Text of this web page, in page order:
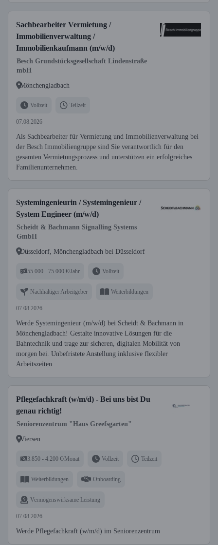
Sachbearbeiter Vermietung /
Immobilienverwaltung /
Immobilienkaufmann (m/w/d)
Besch Grundstücksgesellschaft Lindenstraße
mbH
Mönchengladbach
Vollzeit Teilzeit
07.08.2026
Als Sachbearbeiter für Vermietung und Immobilienverwaltung bei
der Besch Immobiliengruppe sind Sie verantwortlich für den
gesamten Vermietungsprozess und unterstützen ein erfolgreiches
Familienunternehmen.
Systemingenieurin / Systemingenieur /
System Engineer (m/w/d)
Scheidt & Bachmann Signalling Systems
GmbH
Düsseldorf, Mönchengladbach bei Düsseldorf
55.000 - 75.000 €/Jahr Vollzeit
Nachhaltiger Arbeitgeber Weiterbildungen
07.08.2026
Werde Systemingenieur (m/w/d) bei Scheidt & Bachmann in
Mönchengladbach! Gestalte innovative Lösungen für die
Bahntechnik und trage zur sicheren, digitalen Mobilität von
morgen bei. Unbefristete Anstellung inklusive flexibler
Arbeitszeiten.
Pflegefachkraft (w/m/d) - Bei uns bist Du
genau richtig!
Seniorenzentrum "Haus Greefsgarten"
Viersen
3.850 - 4.200 €/Monat Vollzeit Teilzeit
Weiterbildungen Onboarding
Vermögenswirksame Leistung
07.08.2026
Werde Pflegefachkraft (w/m/d) im Seniorenzentrum